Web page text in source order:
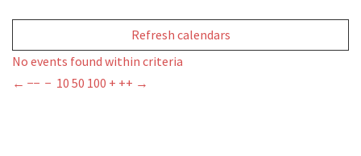
Refresh calendars
No events found within criteria
← −− − 10 50 100 + ++ →